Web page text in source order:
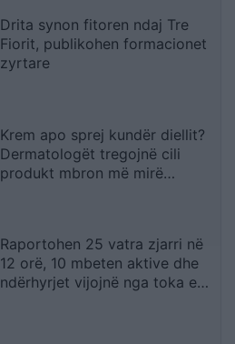
Drita synon fitoren ndaj Tre
Fiorit, publikohen formacionet
zyrtare
Krem apo sprej kundër diellit?
Dermatologët tregojnë cili
produkt mbron më mirë
Raportohen 25 vatra zjarri në
12 orë, 10 mbeten aktive dhe
ndërhyrjet vijojnë nga toka e